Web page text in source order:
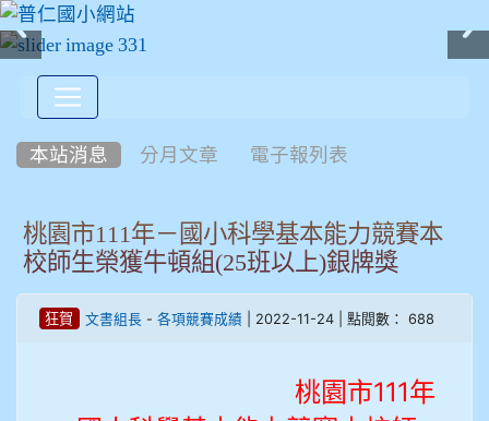
本站消息 分月文章 電子報列表
桃園市111年－國小科學基本能力競賽本
校師生榮獲牛頓組(25班以上)銀牌獎
狂賀 文書組長 - 各項競賽成績| 2022-11-24 | 點閱數： 688
桃園市111年